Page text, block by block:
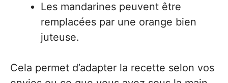
Les mandarines peuvent être
remplacées par une orange bien
juteuse.
Cela permet d’adapter la recette selon vos